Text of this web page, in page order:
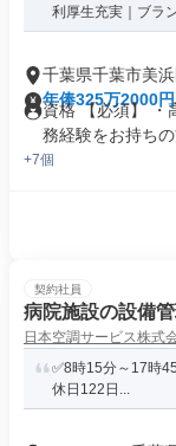
利厚生充実｜ブラ
千葉県千葉市美
年俸325万2000円
資格 【必須】 ・
務経験をお持ちの
+7個
契約社員
病院施設の設備
日本空調サービス株式
✅8時15分～17時
休日122日...